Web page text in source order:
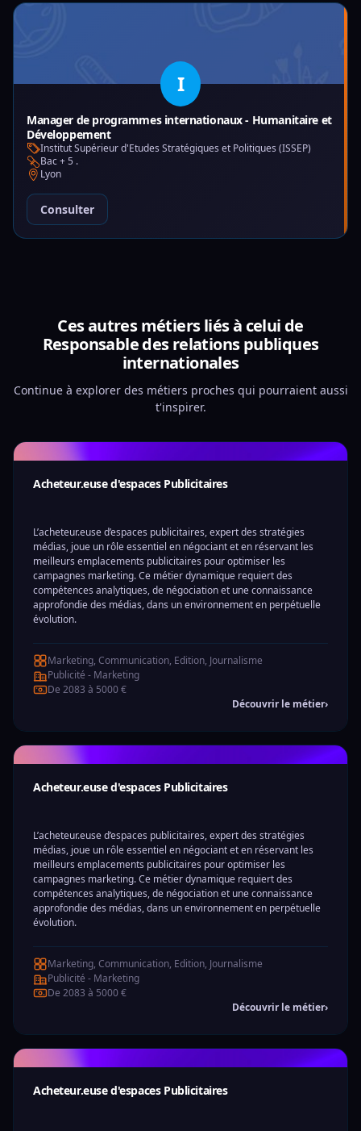
I
Manager de programmes internationaux - Humanitaire et
Développement
Institut Supérieur d'Etudes Stratégiques et Politiques (ISSEP)
Bac + 5 .
Lyon
Consulter
Ces autres métiers liés à celui de
Responsable des relations publiques
internationales
Continue à explorer des métiers proches qui pourraient aussi
t'inspirer.
Acheteur.euse d'espaces Publicitaires
L’acheteur.euse d’espaces publicitaires, expert des stratégies
médias, joue un rôle essentiel en négociant et en réservant les
meilleurs emplacements publicitaires pour optimiser les
campagnes marketing. Ce métier dynamique requiert des
compétences analytiques, de négociation et une connaissance
approfondie des médias, dans un environnement en perpétuelle
évolution.
Marketing, Communication, Edition, Journalisme
Publicité - Marketing
De 2083 à 5000 €
Découvrir le métier›
Acheteur.euse d'espaces Publicitaires
L’acheteur.euse d’espaces publicitaires, expert des stratégies
médias, joue un rôle essentiel en négociant et en réservant les
meilleurs emplacements publicitaires pour optimiser les
campagnes marketing. Ce métier dynamique requiert des
compétences analytiques, de négociation et une connaissance
approfondie des médias, dans un environnement en perpétuelle
évolution.
Marketing, Communication, Edition, Journalisme
Publicité - Marketing
De 2083 à 5000 €
Découvrir le métier›
Acheteur.euse d'espaces Publicitaires